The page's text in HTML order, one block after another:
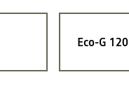
Eco-G 120